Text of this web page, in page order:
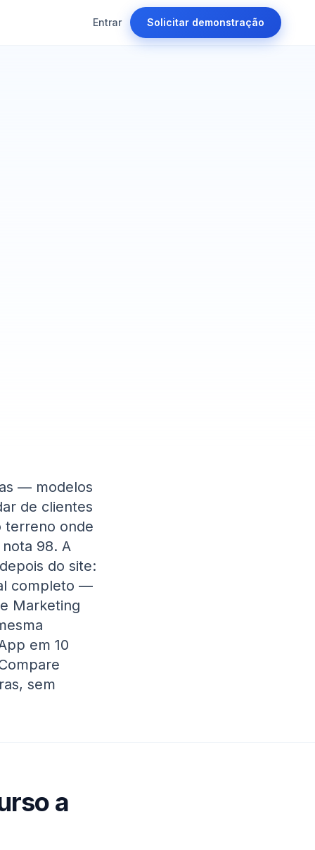
Entrar Solicitar demonstração
— modelos
de clientes
terreno onde
98. A
do site:
completo —
Marketing
em 10
sem
a